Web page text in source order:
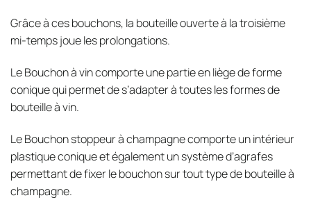
Grâce à ces bouchons, la bouteille ouverte à la troisième
mi-temps joue les prolongations.
Le Bouchon à vin comporte une partie en liège de forme
conique qui permet de s’adapter à toutes les formes de
bouteille à vin.
Le Bouchon stoppeur à champagne comporte un intérieur
plastique conique et également un système d’agrafes
permettant de fixer le bouchon sur tout type de bouteille à
champagne.